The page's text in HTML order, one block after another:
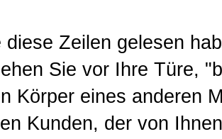
diese Zeilen gelesen
Sie vor Ihre Türe,
Körper eines anderen
Kunden, der von